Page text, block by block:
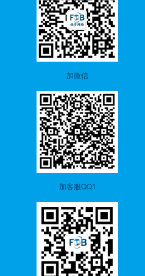
加微信
加客服QQ1